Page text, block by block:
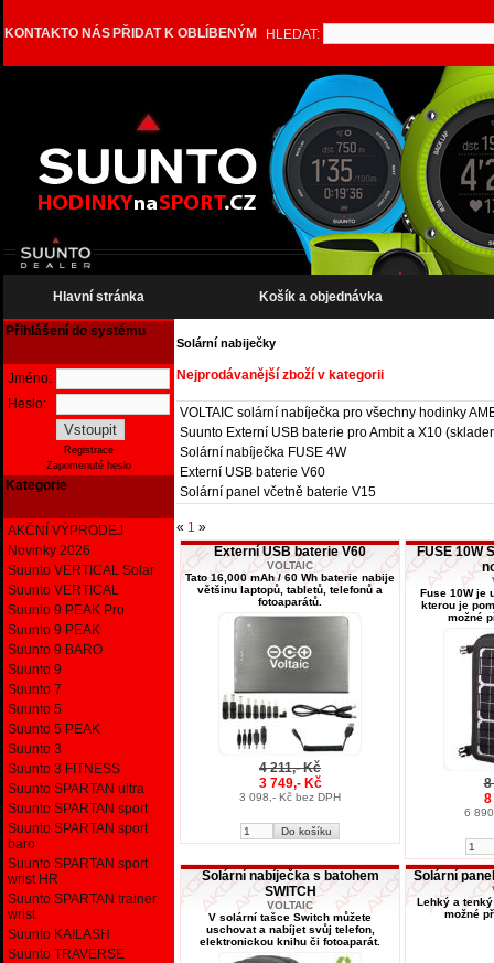
KONTAKTO NÁS PŘIDAT K OBLÍBENÝM HLEDAT:
Hlavní stránka Košík a objednávka
Přihlášení do systému
Jméno:
Heslo:
Registrace
Zapomenuté heslo
Kategorie
AKČNÍ VÝPRODEJ
Novinky 2026
Suunto VERTICAL Solar
Suunto VERTICAL
Suunto 9 PEAK Pro
Suunto 9 PEAK
Suunto 9 BARO
Suunto 9
Suunto 7
Suunto 5
Suunto 5 PEAK
Suunto 3
Suunto 3 FITNESS
Suunto SPARTAN ultra
Suunto SPARTAN sport
Suunto SPARTAN sport
baro
Suunto SPARTAN sport
wrist HR
Suunto SPARTAN trainer
wrist
Suunto KAILASH
Suunto TRAVERSE
Solární nabiječky
Nejprodávanější zboží v kategorii
VOLTAIC solární nabíječka pro všechny hodinky
Suunto Externí USB baterie pro Ambit a X10
Solární nabíječka FUSE 4W
Externí USB baterie V60
Solární panel včetně baterie V15
« 1 »
Externí USB baterie V60
VOLTAIC
Tato 16,000 mAh / 60 Wh baterie nabije
většinu laptopů, tabletů, telefonů a
fotoaparátů.
4 211,- Kč
3 749,- Kč
3 098,- Kč bez DPH
FUSE 10W
Fuse 10W je
kterou je
možné
8
8
6
Solární nabíječka s batohem
SWITCH
VOLTAIC
V solární tašce Switch můžete
uschovat a nabíjet svůj telefon,
elektronickou knihu či fotoaparát.
Solární
Lehký a
možné